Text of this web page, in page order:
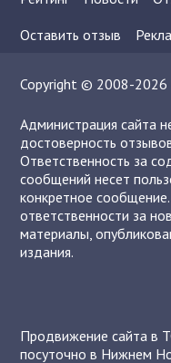
Оставить отзыв
Copyright © 2008-2026
Администрация сайта
достоверность
Ответственность за
сообщений несет
конкретное
ответственности за
материалы,
издания.
Продвижение сайта в
посуточно в Нижнем